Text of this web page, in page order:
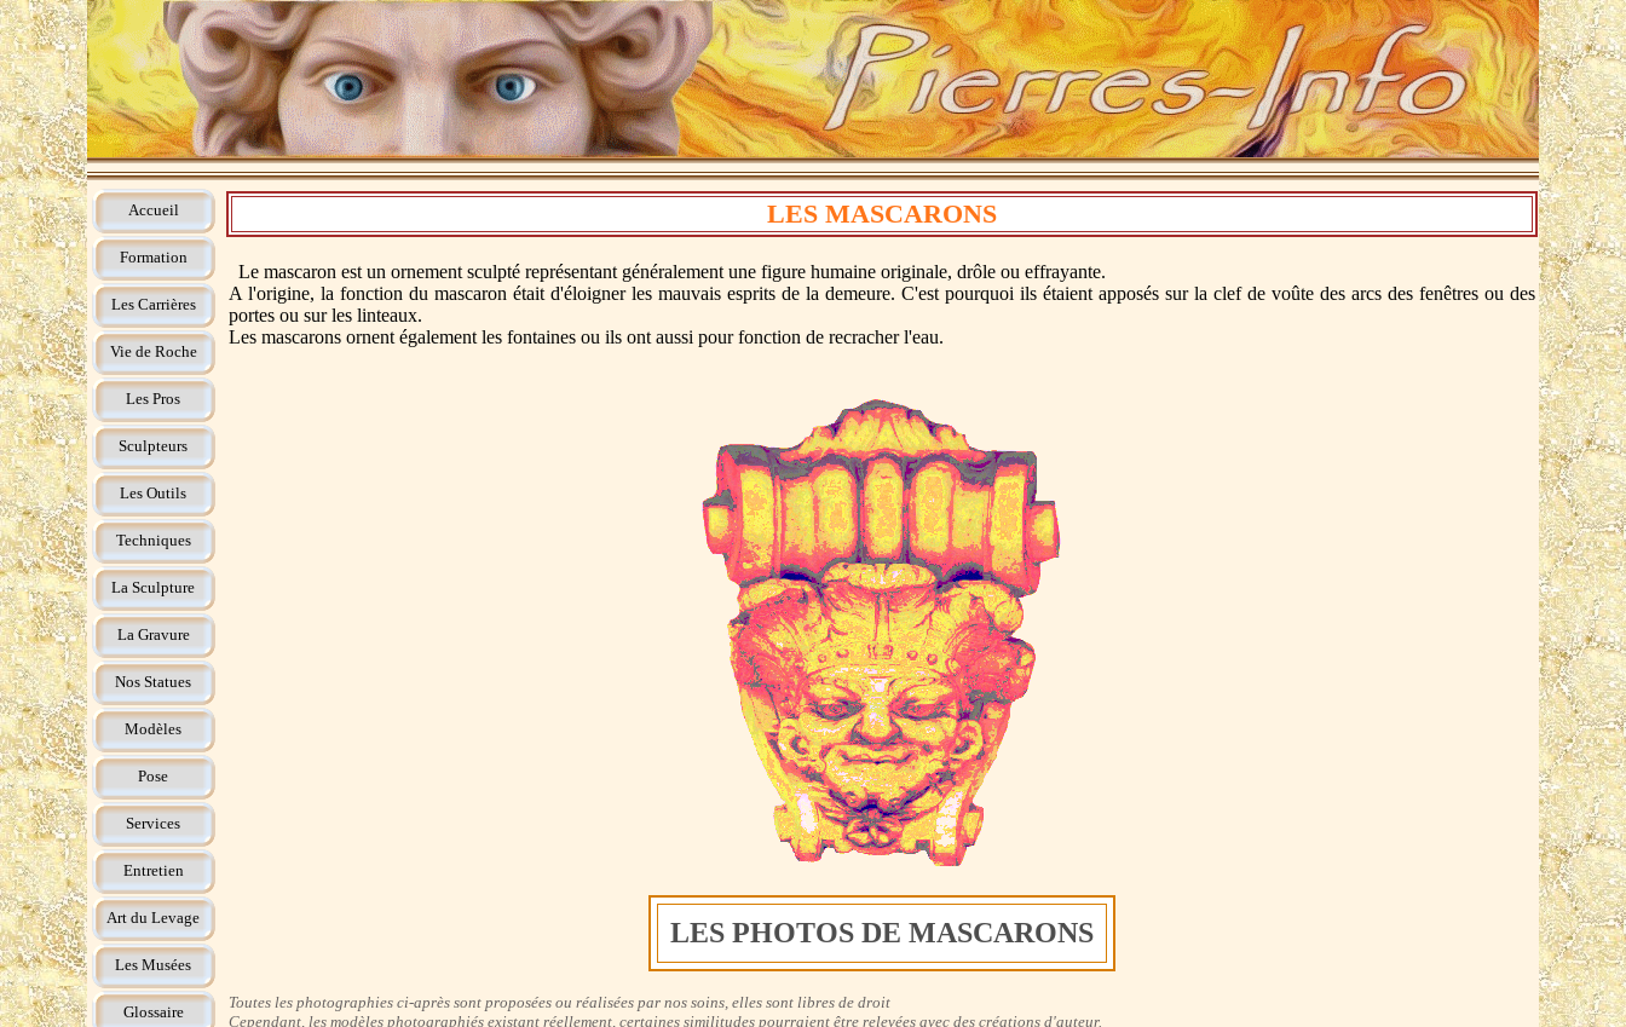
Accueil
Formation
Les Carrières
Vie de Roche
Les Pros
Sculpteurs
Les Outils
Techniques
La Sculpture
La Gravure
Nos Statues
Modèles
Pose
Services
Entretien
Art du Levage
Les Musées
Glossaire
LES MASCARONS
Le mascaron est un ornement sculpté représentant généralement une figure humaine originale, drôle ou effrayante.
A l'origine, la fonction du mascaron était d'éloigner les mauvais esprits de la demeure. C'est pourquoi ils étaient apposés sur la clef de voûte des arcs des fenêtres ou des
portes ou sur les linteaux.
Les mascarons ornent également les fontaines ou ils ont aussi pour fonction de recracher l'eau.
LES PHOTOS DE MASCARONS
Toutes les photographies ci-après sont proposées ou réalisées par nos soins, elles sont libres de droit
Cependant, les modèles photographiés existant réellement, certaines similitudes pourraient être relevées avec des créations d'auteur.